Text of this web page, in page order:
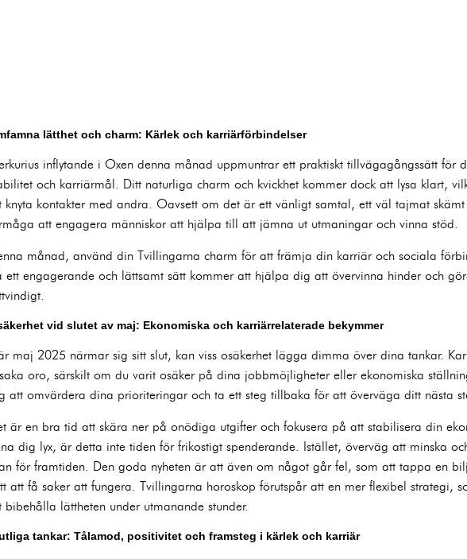
lätthet och charm: Kärlek och karriärförbindelser
inflytande i Oxen denna månad uppmuntrar ett praktiskt tillvägagångssätt för
och karriärmål. Ditt naturliga charm och kvickhet kommer dock att lysa klart,
knyta kontakter med andra. Oavsett om det är ett vänligt samtal, ett väl tajmat
att engagera människor att hjälpa till att jämna ut utmaningar och vinna stöd.
månad, använd din Tvillingarna charm för att främja din karriär och sociala
ett engagerande och lättsamt sätt kommer att hjälpa dig att övervinna hinder och
vid slutet av maj: Ekonomiska och karriärrelaterade bekymmer
maj 2025 närmar sig sitt slut, kan viss osäkerhet lägga dimma över dina tankar.
oro, särskilt om du varit osäker på dina jobbmöjligheter eller ekonomiska
att omvärdera dina prioriteringar och ta ett steg tillbaka för att överväga ditt nästa
är en bra tid att skära ner på onödiga utgifter och fokusera på att stabilisera din
dig lyx, är detta inte tiden för frikostigt spenderande. Istället, överväg att minska
för framtiden. Den goda nyheten är att även om något går fel, som att tappa en
att få saker att fungera. Tvillingarna horoskop förutspår att en mer flexibel strategi,
bibehålla lättheten under utmanande stunder.
tankar: Tålamod, positivitet och framsteg i kärlek och karriär